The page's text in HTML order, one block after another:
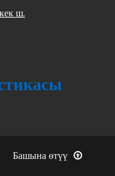
ш.
Башына өтүү